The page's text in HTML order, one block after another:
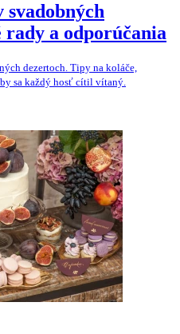
a odporúčania
dezertoch. Tipy na koláče,
sa každý hosť cítil vítaný.